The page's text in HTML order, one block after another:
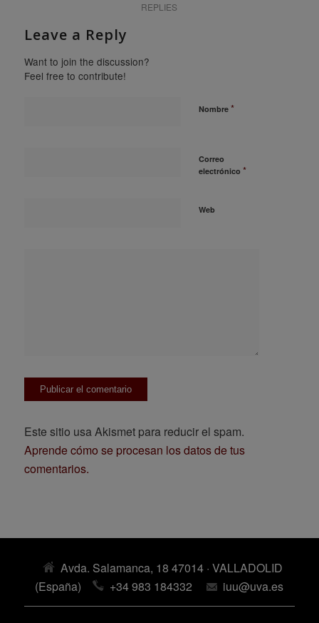
REPLIES
Leave a Reply
Want to join the discussion?
Feel free to contribute!
Nombre *
Correo
electrónico *
Web
Este sitio usa Akismet para reducir el spam.
Aprende cómo se procesan los datos de tus
comentarios.
Avda. Salamanca, 18 47014 · VALLADOLID
(España)
+34 983 184332 iuu@uva.es